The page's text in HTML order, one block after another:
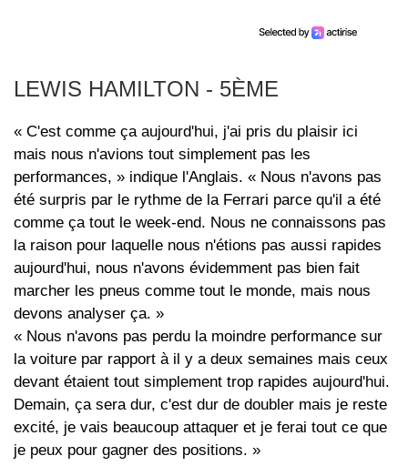
LEWIS HAMILTON - 5ÈME
« C'est comme ça aujourd'hui, j'ai pris du plaisir ici
mais nous n'avions tout simplement pas les
performances, » indique l'Anglais. « Nous n'avons pas
été surpris par le rythme de la Ferrari parce qu'il a été
comme ça tout le week-end. Nous ne connaissons pas
la raison pour laquelle nous n'étions pas aussi rapides
aujourd'hui, nous n'avons évidemment pas bien fait
marcher les pneus comme tout le monde, mais nous
devons analyser ça. »
« Nous n'avons pas perdu la moindre performance sur
la voiture par rapport à il y a deux semaines mais ceux
devant étaient tout simplement trop rapides aujourd'hui.
Demain, ça sera dur, c'est dur de doubler mais je reste
excité, je vais beaucoup attaquer et je ferai tout ce que
je peux pour gagner des positions. »